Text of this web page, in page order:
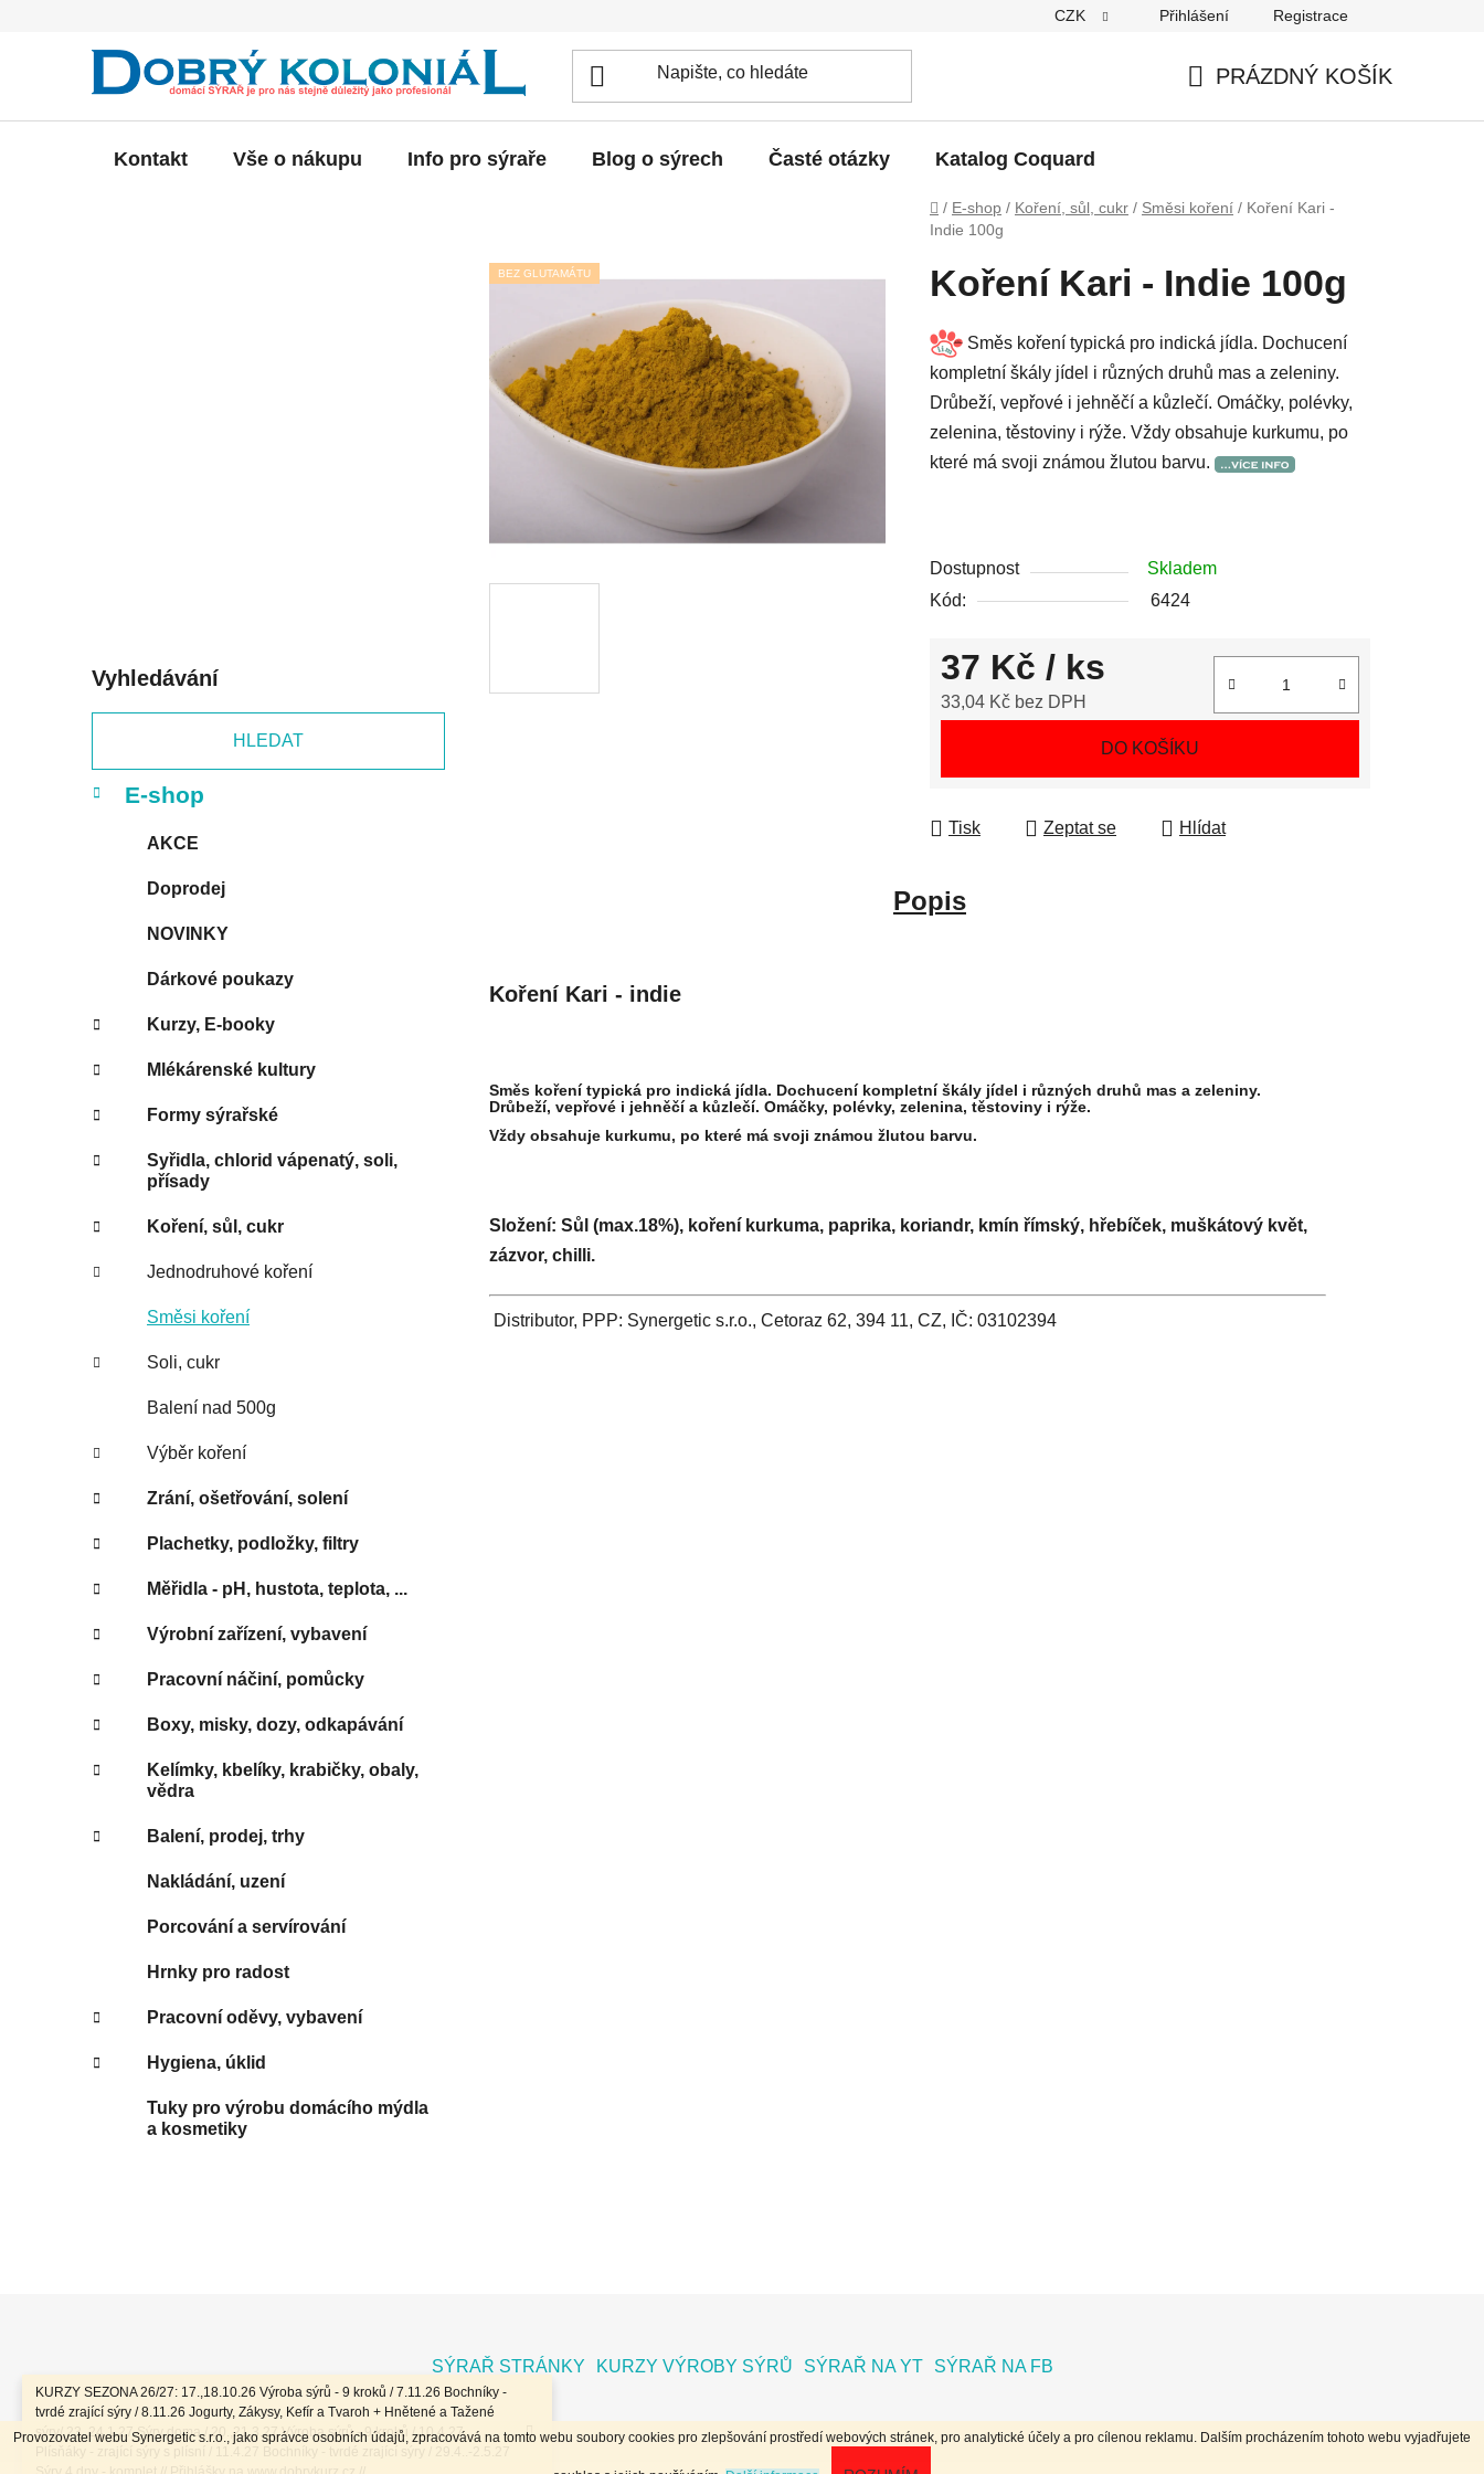
Provozovatel webu Synergetic s.r.o., jako správce osobních údajů, zpracovává na tomto webu soubory cookies pro zlepšování prostředí webových stránek, pro analytické účely a pro cílenou reklamu. Dalším procházením tohoto webu vyjadřujete
KURZY SEZONA 26/27: 17.,18.10.26 Výroba sýrů - 9 kroků / 7.11.26 Bochníky -
tvrdé zrající sýry / 8.11.26 Jogurty, Zákysy, Kefír a Tvaroh + Hnětené a Tažené
sýry/ 23.,24.1.27 Sýry doma / 20.,21.3.27 Výroba sýrů - 9 kroků / 10.4.27
CZK Přihlášení Registrace
PRÁZDNÝ KOŠÍK
Kontakt Vše o nákupu Info pro sýraře Blog o sýrech Časté otázky Katalog Coquard
Domů
/ E-shop / Koření, sůl, cukr / Směsi koření / Koření Kari -
Indie 100g
Vyhledávání
HLEDAT
kategorie
K
a
E-shop
AKCE
Doprodej
NOVINKY
Dárkové poukazy
Kurzy, E-booky
Mlékárenské kultury
Formy sýrařské
Syřidla, chlorid vápenatý, soli,
přísady
Koření, sůl, cukr
Jednodruhové koření
Směsi koření
Soli, cukr
Balení nad 500g
Výběr koření
Zrání, ošetřování, solení
Plachetky, podložky, filtry
Měřidla - pH, hustota, teplota, ...
Výrobní zařízení, vybavení
Pracovní náčiní, pomůcky
Boxy, misky, dozy, odkapávání
Kelímky, kbelíky, krabičky, obaly,
vědra
Balení, prodej, trhy
Nakládání, uzení
Porcování a servírování
Hrnky pro radost
Pracovní oděvy, vybavení
Hygiena, úklid
Tuky pro výrobu domácího mýdla
a kosmetiky
Koření Kari - Indie 100g
Směs koření typická pro indická jídla. Dochucení
kompletní škály jídel i různých druhů mas a zeleniny.
Drůbeží, vepřové i jehněčí a kůzlečí. Omáčky, polévky,
zelenina, těstoviny i rýže. Vždy obsahuje kurkumu, po
které má svoji známou žlutou barvu.
Dostupnost
Skladem
Kód:
6424
37 Kč / ks
33,04 Kč bez DPH
DO KOŠÍKU
Tisk Zeptat se Hlídat
BEZ GLUTAMÁTU
Popis
Koření Kari - indie
Směs koření typická pro indická jídla. Dochucení kompletní škály jídel i různých druhů mas a zeleniny.
Drůbeží, vepřové i jehněčí a kůzlečí. Omáčky, polévky, zelenina, těstoviny i rýže.
Vždy obsahuje kurkumu, po které má svoji známou žlutou barvu.
Složení: Sůl (max.18%), koření kurkuma, paprika, koriandr, kmín římský, hřebíček, muškátový květ,
zázvor, chilli.
Distributor, PPP: Synergetic s.r.o., Cetoraz 62, 394 11, CZ, IČ: 03102394
a
SÝRAŘ STRÁNKY KURZY VÝROBY SÝRŮ SÝRAŘ NA YT SÝRAŘ NA FB